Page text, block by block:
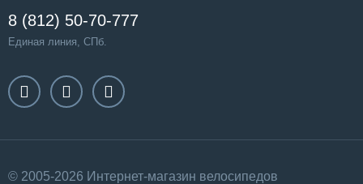
8 (812) 50-70-777
Единая линия, СПб.
© 2005-2026 Интернет-магазин велосипедов